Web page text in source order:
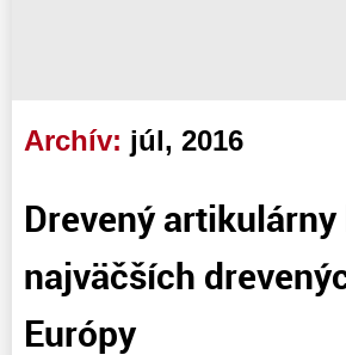
Archív: júl, 2016
Drevený
najväčších
Európy